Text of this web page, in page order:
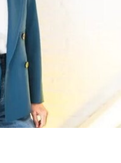
们还带动了其他慈善
区扩建项目捐赠共计
次捐赠旨在培养新一
作为创新与创意之都
能够创造什么，而艺
。二者共同塑造了文